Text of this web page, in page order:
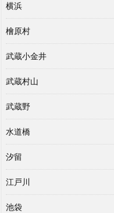
横浜
檜原村
武蔵小金井
武蔵村山
武蔵野
水道橋
汐留
江戸川
池袋